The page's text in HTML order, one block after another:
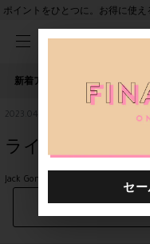
ポイントをひとつに。お得に使
新着アイテム 人気ワード
2023.04.21
ライチセレクト
Jack Gomme